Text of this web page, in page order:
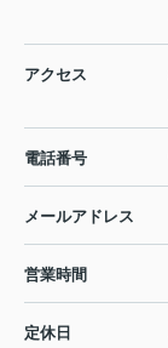
アクセス
電話番号
メールアドレス
営業時間
定休日